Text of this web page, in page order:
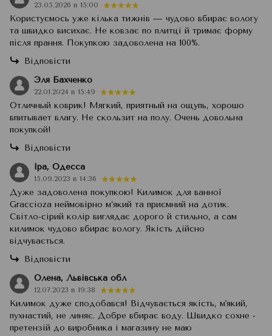
23.05.2026 в 15:00
Користуємось уже кілька тижнів — чудово вбирає вологу
та швидко висихає. Не ковзає по плитці й тримає форму
після прання. Покупкою задоволена на 100%.
Відповісти
Эля Бахченко
22.01.2024 в 15:49
Отличный коврик! Мягкий, приятный на ощупь, хорошо
впитывает влагу. Не скользит на полу. Очень довольна
покупкой!
Відповісти
Іра, Одесса
15.09.2023 в 14:36
Дуже задоволена покупкою! Килимок для ванної
Graccioza неймовірно м’який та приємний на дотик.
Світло-сірий колір виглядає дорого й стильно, а сам
килимок чудово вбирає вологу. Якість дійсно
відчувається.
Відповісти
Олена, Львівська обл
12.07.2023 в 19:38
Килимок дуже сподобався! Відчувається якість, м'який,
пухнастий, не линяє. Добре вбирає воду. Швидко сохне -
претензій до виробника і магазину не маю